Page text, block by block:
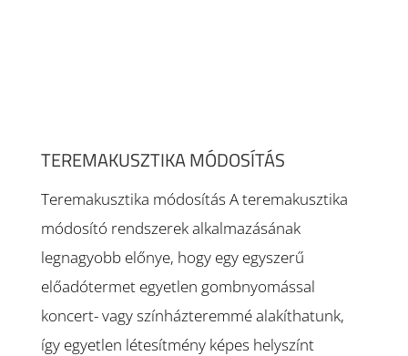
TEREMAKUSZTIKA MÓDOSÍTÁS
Teremakusztika módosítás A teremakusztika
módosító rendszerek alkalmazásának
legnagyobb előnye, hogy egy egyszerű
előadótermet egyetlen gombnyomással
koncert- vagy színházteremmé alakíthatunk,
így egyetlen létesítmény képes helyszínt